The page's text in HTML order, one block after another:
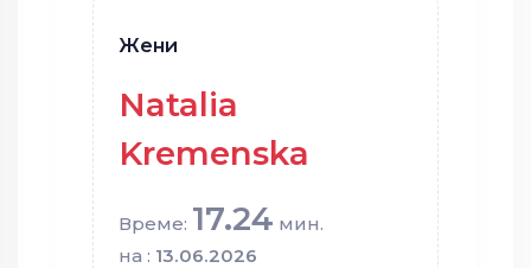
Жени
Natalia
Kremenska
Време: 17.24 мин.
на : 13.06.2026